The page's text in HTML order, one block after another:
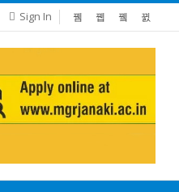
Sign In